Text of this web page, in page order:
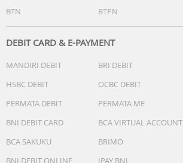
BTN
BTPN
DEBIT CARD & E-PAYMENT
MANDIRI DEBIT BRI DEBIT
HSBC DEBIT
OCBC DEBIT
PERMATA DEBIT
PERMATA ME
BNI DEBIT CARD
BCA VIRTUAL ACCOUNT
BCA SAKUKU
BRIMO
BNI DEBIT ONLINE
IPAY BNI